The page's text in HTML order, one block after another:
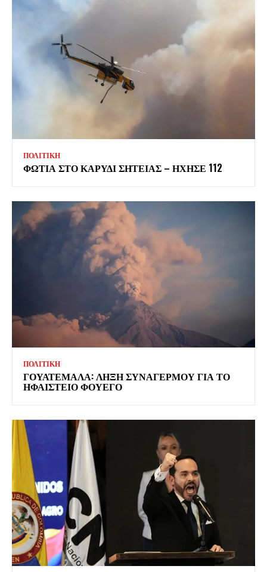
ΠΟΛΙΤΙΚΗ
ΦΩΤΙΑ ΣΤΟ ΚΑΡΥΔΙ ΣΗΤΕΙΑΣ – ΗΧΗΣΕ 112
ΠΟΛΙΤΙΚΗ
ΓΟΥΑΤΕΜΑΛΑ: ΛΗΞΗ ΣΥΝΑΓΕΡΜΟΥ ΓΙΑ ΤΟ
ΗΦΑΙΣΤΕΙΟ ΦΟΥΕΓΟ